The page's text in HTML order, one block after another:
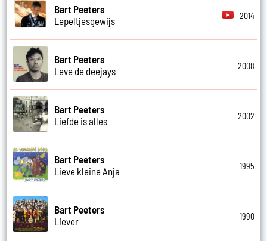
Bart Peeters
Lepeltjesgewijs
2014
Bart Peeters
Leve de deejays
2008
Bart Peeters
Liefde is alles
2002
Bart Peeters
Lieve kleine Anja
1995
Bart Peeters
Liever
1990